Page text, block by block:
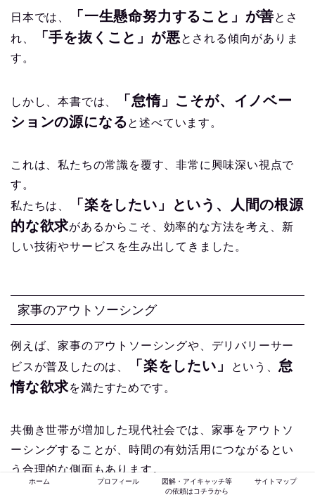
日本では、 「一生懸命努力すること」が善とさ
れ、
「手を抜くこと」が悪とされる傾向がありま
す。
しかし、本書では、
「怠惰」こそが、イノベー
ションの源になると述べています。
これは、私たちの常識を覆す、非常に興味深い視点で
す。
私たちは、
「楽をしたい」という、人間の根源
的な欲求があるからこそ、効率的な方法を考え、新
しい技術やサービスを生み出してきました。
家事のアウトソーシング
例えば、家事のアウトソーシングや、デリバリーサー
ビスが普及したのは、
「楽をしたい」 という、 怠
惰な欲求を満たすためです。
共働き世帯が増加した現代社会では、家事をアウトソ
ーシングすることが、時間の有効活用につながるとい
う合理的な側面もあります。
「少しでも楽をしたい」
ホーム プロフィール
図解・アイキャッチ等
の依頼はコチラから
サイトマップ